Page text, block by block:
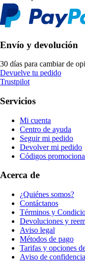
Envío y devolución
30 días para cambiar de
Devuelve tu pedido
Trustpilot
Servicios
Mi cuenta
Centro de ayuda
Seguir mi pedido
Devolver mi pedido
Códigos
Acerca de
¿Quiénes somos?
Contáctanos
Términos y
Devoluciones y
Aviso legal
Métodos de pago
Tarifas y opciones
Aviso de